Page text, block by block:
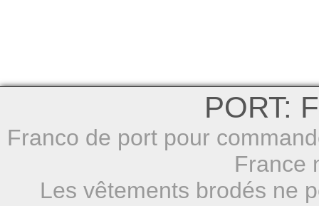
PORT:
Franco de port pour
France
Les vêtements brodés ne